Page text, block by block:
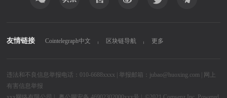
友情链接 Cointelegraph中文 区块链导航 更多
违法和不良信息举报电话：010-6688xxxx | 举报邮箱：jubao@huoxing.com |
网上
有害信息举报